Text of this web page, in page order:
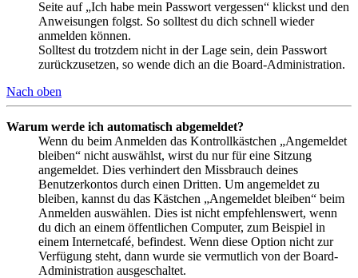
Seite auf „Ich habe mein Passwort vergessen“ klickst und den
Anweisungen folgst. So solltest du dich schnell wieder
anmelden können.
Solltest du trotzdem nicht in der Lage sein, dein Passwort
zurückzusetzen, so wende dich an die Board-Administration.
Nach oben
Warum werde ich automatisch abgemeldet?
Wenn du beim Anmelden das Kontrollkästchen „Angemeldet
bleiben“ nicht auswählst, wirst du nur für eine Sitzung
angemeldet. Dies verhindert den Missbrauch deines
Benutzerkontos durch einen Dritten. Um angemeldet zu
bleiben, kannst du das Kästchen „Angemeldet bleiben“ beim
Anmelden auswählen. Dies ist nicht empfehlenswert, wenn
du dich an einem öffentlichen Computer, zum Beispiel in
einem Internetcafé, befindest. Wenn diese Option nicht zur
Verfügung steht, dann wurde sie vermutlich von der Board-
Administration ausgeschaltet.